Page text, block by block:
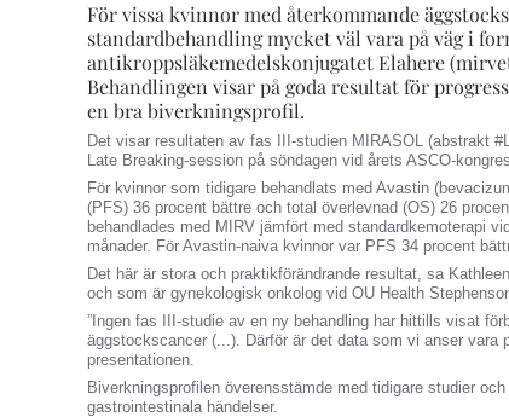
För vissa kvinnor med återkommande
standardbehandling mycket väl vara på väg i
antikroppsläkemedelskonjugatet Elahere
Behandlingen visar på goda resultat för
en bra biverkningsprofil.
Det visar resultaten av fas III-studien MIRASOL (abstrakt
Late Breaking-session på söndagen vid årets ASCO-
För kvinnor som tidigare behandlats med Avastin
(PFS) 36 procent bättre och total överlevnad (OS) 26
behandlades med MIRV jämfört med standardkemoterapi
månader. För Avastin-naiva kvinnor var PFS 34 procent
Det här är stora och praktikförändrande resultat, sa
och som är gynekologisk onkolog vid OU Health
”Ingen fas III-studie av en ny behandling har hittills visat
äggstockscancer (...). Därför är det data som vi anser vara
presentationen.
Biverkningsprofilen överensstämde med tidigare studier
gastrointestinala händelser.